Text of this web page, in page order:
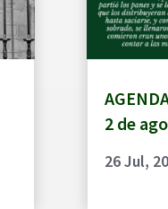
2 de
26 Jul,